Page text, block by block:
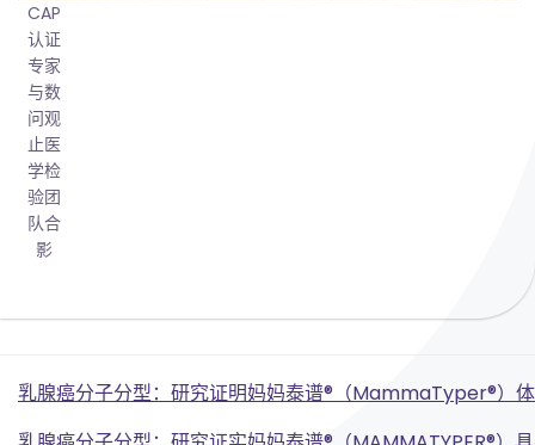
CAP
认证
专家
与数
问观
止医
学检
验团
队合
影
Post
乳腺癌分子分型：研究证明妈妈泰谱®（MammaTyper®）